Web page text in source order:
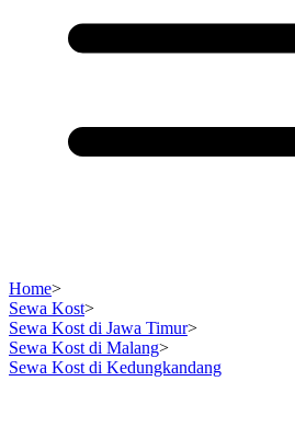
Home>
Sewa Kost>
Sewa Kost di Jawa Timur>
Sewa Kost di Malang>
Sewa Kost di Kedungkandang